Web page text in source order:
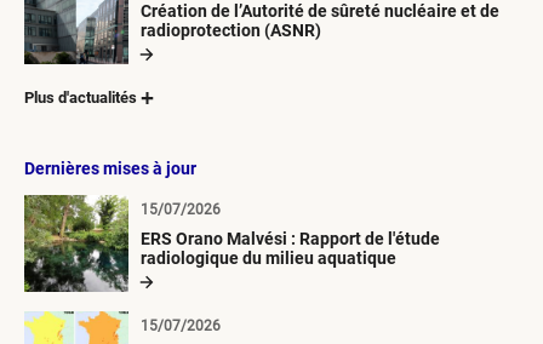
Création de l’Autorité de sûreté nucléaire et de
radioprotection (ASNR)
Plus d'actualités
Dernières mises à jour
ERS Orano Malvési : Rapport de l'étude
radiologique du milieu aquatique
15/07/2026
15/07/2026